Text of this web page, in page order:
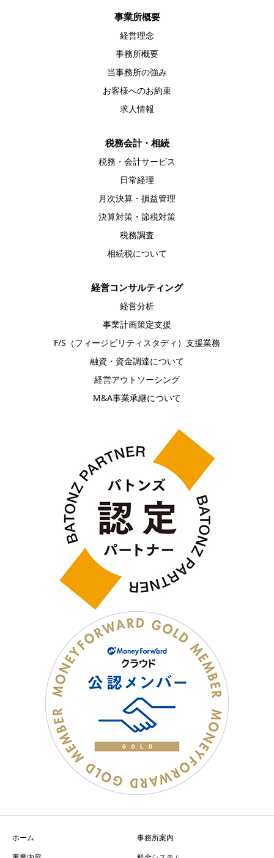
事業所概要
経営理念
事務所概要
当事務所の強み
お客様へのお約束
求人情報
税務会計・相続
税務・会計サービス
日常経理
月次決算・損益管理
決算対策・節税対策
税務調査
相続税について
経営コンサルティング
経営分析
事業計画策定支援
F/S（フィージビリティスタディ）支援業務
融資・資金調達について
経営アウトソーシング
M&A事業承継について
ホーム
事務所案内